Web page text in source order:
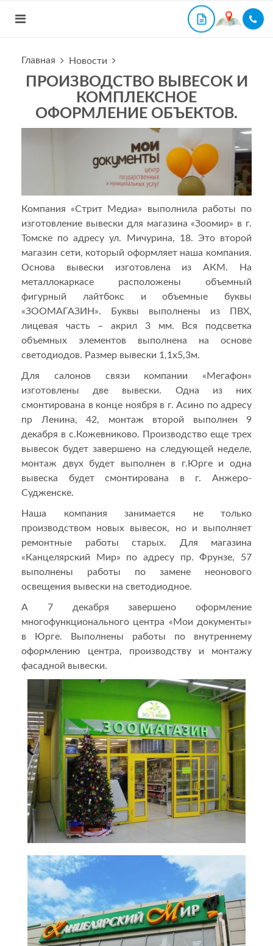
Главная Новости
ПРОИЗВОДСТВО ВЫВЕСОК И
КОМПЛЕКСНОЕ
ОФОРМЛЕНИЕ ОБЪЕКТОВ.
Компания «Стрит Медиа» выполнила работы по
изготовление вывески для магазина «Зоомир» в г.
Томске по адресу ул. Мичурина, 18. Это второй
магазин сети, который оформляет наша компания.
Основа вывески изготовлена из АКМ. На
металлокаркасе расположены объемный
фигурный лайтбокс и объемные буквы
«ЗООМАГАЗИН». Буквы выполнены из ПВХ,
лицевая часть – акрил 3 мм. Вся подсветка
объемных элементов выполнена на основе
светодиодов. Размер вывески 1,1х5,3м.
Для салонов связи компании «Мегафон»
изготовлены две вывески. Одна из них
смонтирована в конце ноября в г. Асино по адресу
пр Ленина, 42, монтаж второй выполнен 9
декабря в с.Кожевниково. Производство еще трех
вывесок будет завершено на следующей неделе,
монтаж двух будет выполнен в г.Юрге и одна
вывеска будет смонтирована в г. Анжеро-
Судженске.
Наша компания занимается не только
производством новых вывесок, но и выполняет
ремонтные работы старых. Для магазина
«Канцелярский Мир» по адресу пр. Фрунзе, 57
выполнены работы по замене неонового
освещения вывески на светодиодное.
А 7 декабря завершено оформление
многофункционального центра «Мои документы»
в Юрге. Выполнены работы по внутреннему
оформлению центра, производству и монтажу
фасадной вывески.